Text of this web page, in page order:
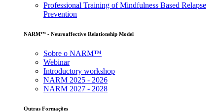
Professional Training of Mindfulness Based Relapse
Prevention
NARM™ - Neuroaffective Relationship Model
Sobre o NARM™
Webinar
Introductory workshop
NARM 2025 - 2026
NARM 2027 - 2028
Outras Formações